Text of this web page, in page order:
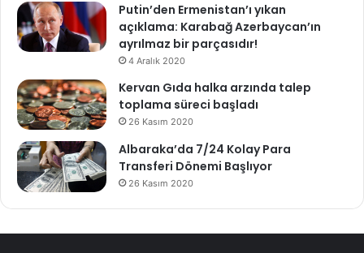
Putin’den Ermenistan’ı yıkan
açıklama: Karabağ Azerbaycan’ın
ayrılmaz bir parçasıdır!
4 Aralık 2020
Kervan Gıda halka arzında talep
toplama süreci başladı
26 Kasım 2020
Albaraka’da 7/24 Kolay Para
Transferi Dönemi Başlıyor
26 Kasım 2020